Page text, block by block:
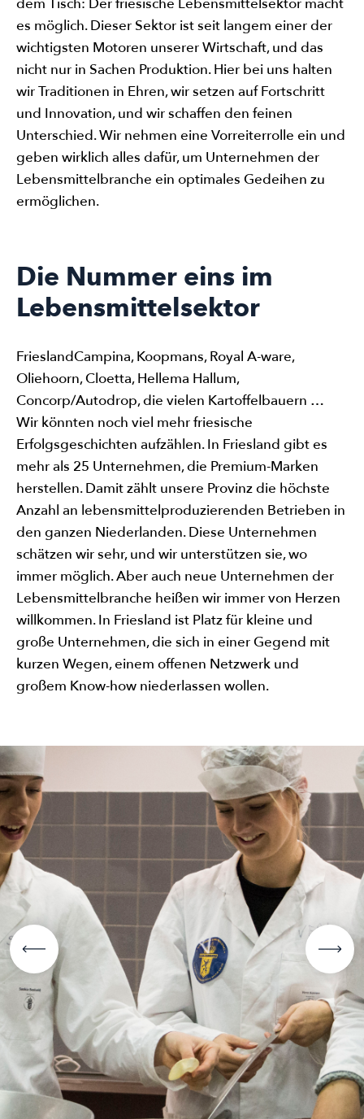
es möglich. Dieser Sektor ist seit langem einer der
wichtigsten Motoren unserer Wirtschaft, und das
nicht nur in Sachen Produktion. Hier bei uns halten
wir Traditionen in Ehren, wir setzen auf Fortschritt
und Innovation, und wir schaffen den feinen
Unterschied. Wir nehmen eine Vorreiterrolle ein und
geben wirklich alles dafür, um Unternehmen der
Lebensmittelbranche ein optimales Gedeihen zu
ermöglichen.
Die Nummer eins im
Lebensmittelsektor
FrieslandCampina, Koopmans, Royal A-ware,
Oliehoorn, Cloetta, Hellema Hallum,
Concorp/Autodrop, die vielen Kartoffelbauern …
Wir könnten noch viel mehr friesische
Erfolgsgeschichten aufzählen. In Friesland gibt es
mehr als 25 Unternehmen, die Premium-Marken
herstellen. Damit zählt unsere Provinz die höchste
Anzahl an lebensmittelproduzierenden Betrieben in
den ganzen Niederlanden. Diese Unternehmen
schätzen wir sehr, und wir unterstützen sie, wo
immer möglich. Aber auch neue Unternehmen der
Lebensmittelbranche heißen wir immer von Herzen
willkommen. In Friesland ist Platz für kleine und
große Unternehmen, die sich in einer Gegend mit
kurzen Wegen, einem offenen Netzwerk und
großem Know-how niederlassen wollen.